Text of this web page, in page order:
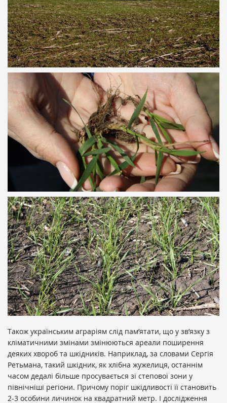
Також українським аграріям слід пам’ятати, що у зв’язку з
кліматичними змінами змінюються ареали поширення
деяких хвороб та шкідників. Наприклад, за словами Сергія
Ретьмана, такий шкідник, як хлібна жужелиця, останнім
часом дедалі більше просувається зі степової зони у
північніші регіони. Причому поріг шкідливості її становить
2-3 особини личинок на квадратний метр. І дослідження